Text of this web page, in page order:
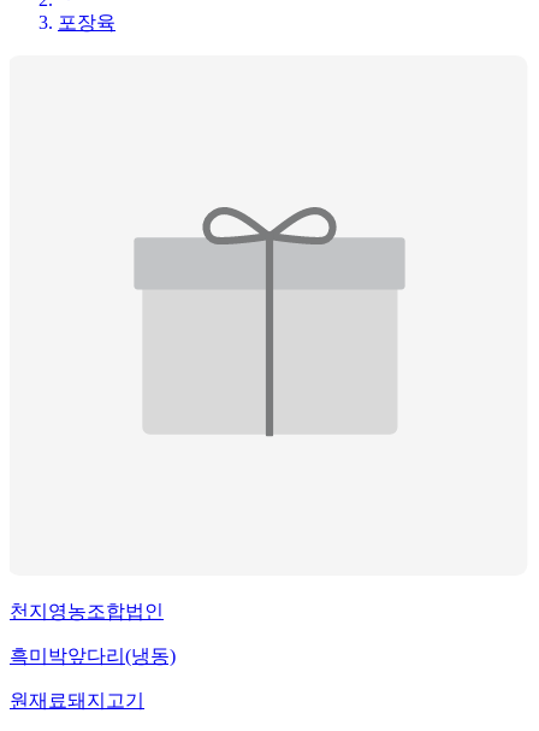
포장육
천지영농조합법인
흑미박앞다리(냉동)
원재료돼지고기